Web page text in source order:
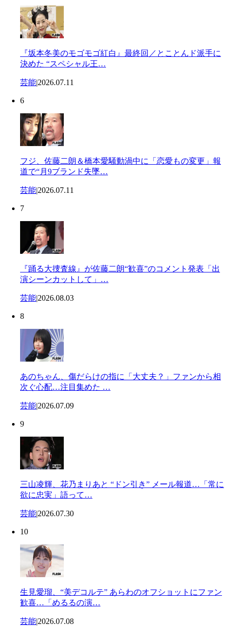
『坂本冬美のモゴモゴ紅白』最終回／とことんド派手に
決めた “スペシャル王…
芸能|2026.07.11
6
フジ、佐藤二朗＆橋本愛騒動渦中に「恋愛もの変更」報
道で“月9ブランド失墜…
芸能|2026.07.11
7
『踊る大捜査線』が佐藤二朗“歓喜”のコメント発表「出
演シーンカットして」…
芸能|2026.08.03
8
あのちゃん、傷だらけの指に「大丈夫？」ファンから相
次ぐ心配…注目集めた …
芸能|2026.07.09
9
三山凌輝、花乃まりあと “ドン引き” メール報道…「常に
欲に忠実」語って…
芸能|2026.07.30
10
生見愛瑠、“美デコルテ” あらわのオフショットにファン
歓喜…「めるるの演…
芸能|2026.07.08